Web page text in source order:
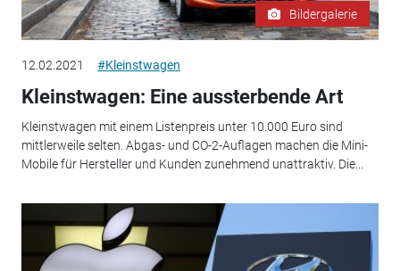
Bildergalerie
12.02.2021 #Kleinstwagen
Kleinstwagen: Eine aussterbende Art
Kleinstwagen mit einem Listenpreis unter 10.000 Euro sind
mittlerweile selten. Abgas- und CO-2-Auflagen machen die Mini-
Mobile für Hersteller und Kunden zunehmend unattraktiv. Die...